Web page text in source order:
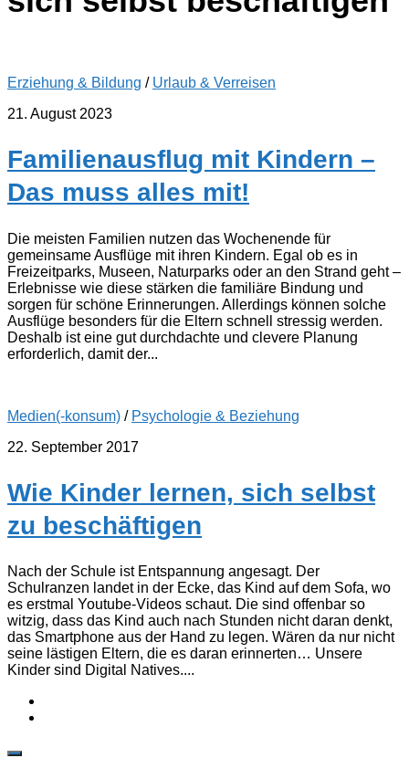
Erziehung & Bildung / Urlaub & Verreisen
21. August 2023
Familienausflug mit Kindern –
Das muss alles mit!
Die meisten Familien nutzen das Wochenende für
gemeinsame Ausflüge mit ihren Kindern. Egal ob es in
Freizeitparks, Museen, Naturparks oder an den Strand geht –
Erlebnisse wie diese stärken die familiäre Bindung und
sorgen für schöne Erinnerungen. Allerdings können solche
Ausflüge besonders für die Eltern schnell stressig werden.
Deshalb ist eine gut durchdachte und clevere Planung
erforderlich, damit der...
Medien(-konsum) / Psychologie & Beziehung
22. September 2017
Wie Kinder lernen, sich selbst
zu beschäftigen
Nach der Schule ist Entspannung angesagt. Der
Schulranzen landet in der Ecke, das Kind auf dem Sofa, wo
es erstmal Youtube-Videos schaut. Die sind offenbar so
witzig, dass das Kind auch nach Stunden nicht daran denkt,
das Smartphone aus der Hand zu legen. Wären da nur nicht
seine lästigen Eltern, die es daran erinnerten… Unsere
Kinder sind Digital Natives....